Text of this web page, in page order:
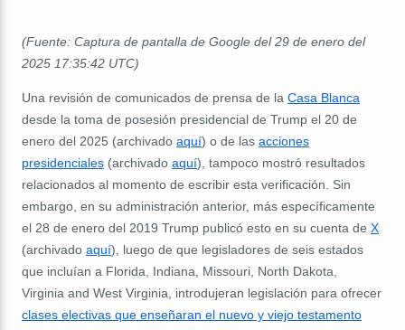
(Fuente: Captura de pantalla de Google del 29 de enero del
2025 17:35:42 UTC)
Una revisión de comunicados de prensa de la Casa Blanca
desde la toma de posesión presidencial de Trump el 20 de
enero del 2025 (archivado aquí) o de las acciones
presidenciales (archivado aquí), tampoco mostró resultados
relacionados al momento de escribir esta verificación. Sin
embargo, en su administración anterior, más específicamente
el 28 de enero del 2019 Trump publicó esto en su cuenta de X
(archivado aquí), luego de que legisladores de seis estados
que incluían a Florida, Indiana, Missouri, North Dakota,
Virginia and West Virginia, introdujeran legislación para ofrecer
clases electivas que enseñaran el nuevo y viejo testamento